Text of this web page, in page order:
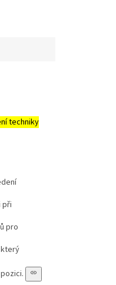
techniky
při
pro